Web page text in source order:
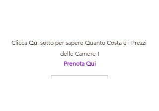
Clicca Qui sotto per sapere Quanto Costa e i Prezzi
delle Camere !
Prenota Qui